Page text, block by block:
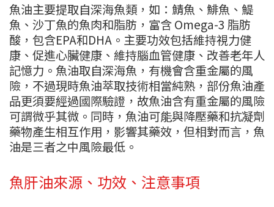
魚油主要提取自深海魚類，如：鯖魚、鯡魚、鯷
魚、沙丁魚的魚肉和脂肪，富含 Omega-3 脂肪
酸，包含EPA和DHA。主要功效包括維持視力健
康、促進心臟健康、維持腦血管健康、改善老年人
記憶力。魚油取自深海魚，有機會含重金屬的風
險，不過現時魚油萃取技術相當純熟，部份魚油產
品更須要經過國際驗證，故魚油含有重金屬的風險
可謂微乎其微。同時，魚油可能與降壓藥和抗凝劑
藥物產生相互作用，影響其藥效，但相對而言，魚
油是三者之中風險最低。
魚肝油來源、功效、注意事項